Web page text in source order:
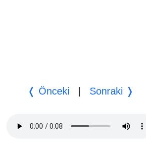
❬ Önceki | Sonraki ❭